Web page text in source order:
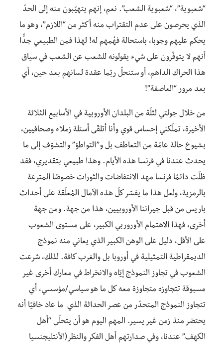
“شعبوية”، “شعبوية الشعب”. نعم، إنهم يتهيّبون منه إلى الحدّ
الذي يحرصون على عدم التقتراب منه أكثر من “اللازم”، وهو ما
يحكم عليهم وجوبا، باستحالة فهْمهم له! لهذا فمن الطبيعي جدًّا
أنهم لا يتوفّرون على شيء يقولونه للشعب عن الشعب في سياق
هذا الحراك الداهم، أو ستنحلّ ربّما عقدة لسانهم بعد حين، أي
بعد مرور “العاصفة”!
من خلال جولتي لثلّة من البلدان الأوروبية في الأسابيع الثلاثة
الأخيرة، تملّكني إحساس قوي وأنا أتلقّى أسئلة زملاء وصحافيين،
بشيوع حالة عامّة من التعاطف بل و”التواطؤ” والتشوّف إلى ما
يحدث عندنا في فرنسا هذه الأيام. وهذا طبيعي بتقديري، فقد
ظلّت دائمًا فرنسا مهد الانتفاضات والثورات خصوصًا المترعة
بالرمزية، ولعل هذا ما يفسّر كلّ هذه الآمال المُعلّقة على أحداث
باريس من قبل جيراننا الأوروبيين، هذا من جهة. ومن جهة
أخرى، فهذا الاهتمام الأوروربي الكبير، على مستوى الشعوب
على الأقل، دليل على الوهن الكبير الذي يعاني منه نموذج
الديمقراطية التمثيلية في أوروبا بل والغرب كافة. لذلك، شرعت
الشعوب في تجاوز النموذج إيّاه والانخراط في معارك أخرى غير
مسبوقة تتجاوزه متجاوزة معه كل ما هو سياسي/مؤسسي، أي
تتجاوز النموذج المتحدّر من عصر الحداثة الذي ما عاد خافيًا أنه
يحتضر منذ زمن غير يسير. المهم اليوم هو أن يتحلّى “أهل
الكهف” عندنا، وفي صدارتهم أهل الفكر والنظر(الأنتليجنسيا